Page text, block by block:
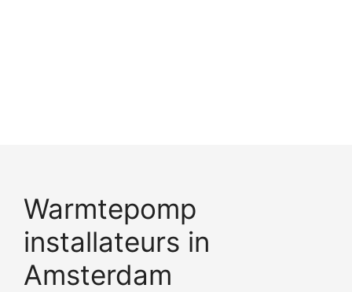
Warmtepomp
installateurs in
Amsterdam